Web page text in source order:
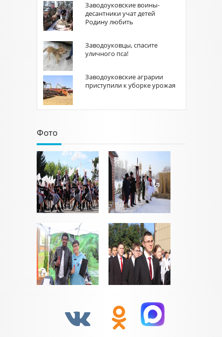
Заводоуковские воины-
десантники учат детей
Родину любить
Заводоуковцы, спасите
уличного пса!
Заводоуковские аграрии
приступили к уборке урожая
Фото